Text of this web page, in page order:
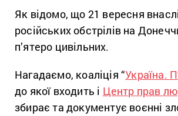
Як відомо, що 21 вересня
російських обстрілів на
п’ятеро цивільних.
Нагадаємо, коаліція “Україна.
до якої входить і Центр прав
збирає та документує воєнні